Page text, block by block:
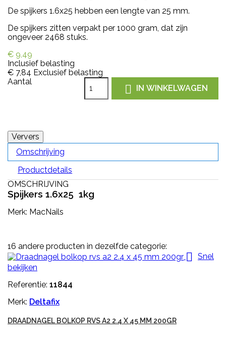
De spijkers 1.6x25 hebben een lengte van 25 mm.
De spijkers zitten verpakt per 1000 gram, dat zijn
ongeveer 2468 stuks.
€ 9,49
Inclusief belasting
€ 7,84 Exclusief belasting
Aantal
 IN WINKELWAGEN
Omschrijving
Productdetails
OMSCHRIJVING
Spijkers 1.6x25 1kg
Merk: MacNails
16 andere producten in dezelfde categorie:
 Snel
bekijken
Referentie: 11844
Merk: Deltafix
DRAADNAGEL BOLKOP RVS A2 2.4 X 45 MM 200GR